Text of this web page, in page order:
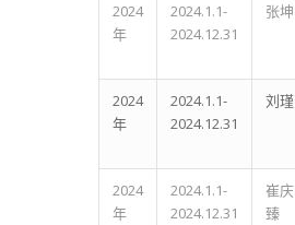
2024
年
2024.1.1-
2024.12.31
张坤
2024
年
2024.1.1-
2024.12.31
刘瑾
2024
年
2024.1.1-
2024.12.31
崔庆
臻